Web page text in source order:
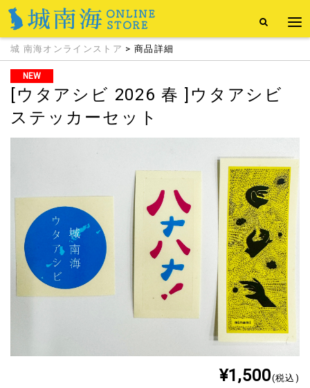
城 南海オンラインストア > 商品詳細
NEW
[ウタアシビ 2026 春 ]ウタアシビ
ステッカーセット
¥1,500(税込)